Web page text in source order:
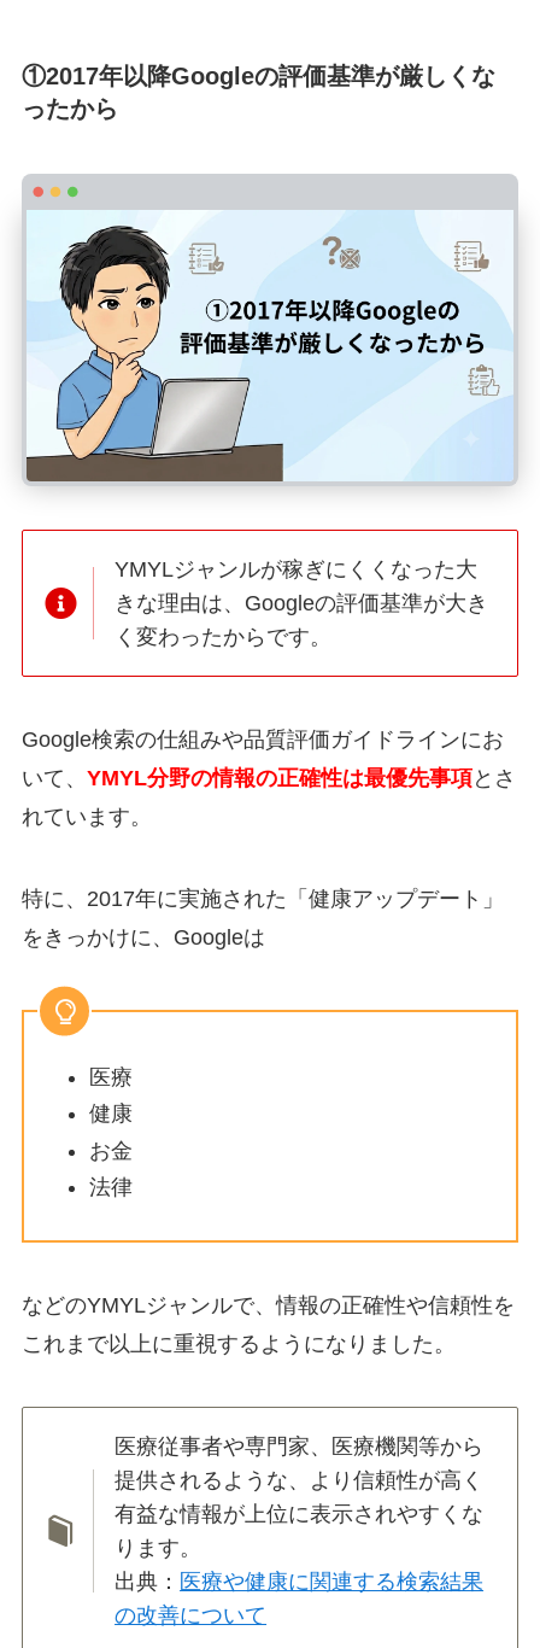
①2017年以降Googleの評価基準が厳しくな
ったから
YMYLジャンルが稼ぎにくくなった大
きな理由は、Googleの評価基準が大き
く変わったからです。
Google検索の仕組みや品質評価ガイドラインにお
いて、 YMYL分野の情報の正確性は最優先事項とさ
れています。
特に、2017年に実施された「健康アップデート」
をきっかけに、Googleは
医療
健康
お金
法律
などのYMYLジャンルで、情報の正確性や信頼性を
これまで以上に重視するようになりました。
医療従事者や専門家、医療機関等から
提供されるような、より信頼性が高く
有益な情報が上位に表示されやすくな
ります。
出典： 医療や健康に関連する検索結果
の改善について